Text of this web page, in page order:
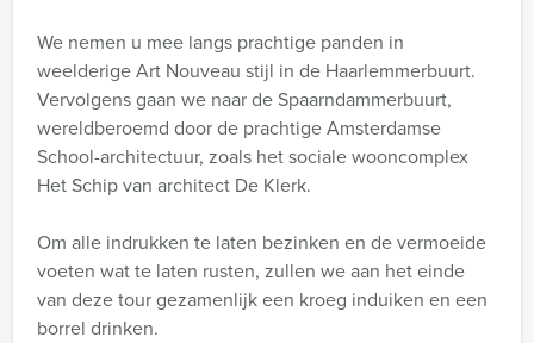
We nemen u mee langs prachtige panden in
weelderige Art Nouveau stijl in de Haarlemmerbuurt.
Vervolgens gaan we naar de Spaarndammerbuurt,
wereldberoemd door de prachtige Amsterdamse
School-architectuur, zoals het sociale wooncomplex
Het Schip van architect De Klerk.
Om alle indrukken te laten bezinken en de vermoeide
voeten wat te laten rusten, zullen we aan het einde
van deze tour gezamenlijk een kroeg induiken en een
borrel drinken.